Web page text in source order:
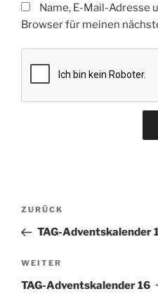
Name, E-Mail-Adresse
Browser für meinen
Beitragsnavigation
Vorheriger
Beitrag
ZURÜCK
TAG-Adventskalender
Nächster
Beitrag
WEITER
TAG-Adventskalender 16